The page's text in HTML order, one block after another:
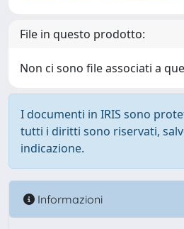
File in questo prodotto:
Non ci sono file associati a
I documenti in IRIS sono
tutti i diritti sono riservati,
indicazione.
Informazioni